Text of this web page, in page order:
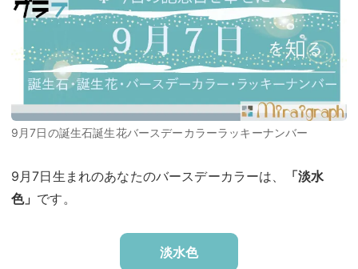
9月7日の誕生石誕生花バースデーカラーラッキーナンバー
9月7日生まれのあなたのバースデーカラーは、
「淡水
色」 です。
淡水色